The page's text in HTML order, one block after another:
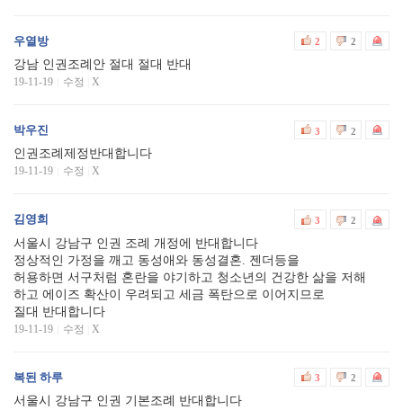
우열방 2 2
강남 인권조례안 절대 절대 반대
19-11-19 수정 X
박우진 3 2
인권조례제정반대합니다
19-11-19 수정 X
김영희 3 2
서울시 강남구 인권 조례 개정에 반대합니다
정상적인 가정을 깨고 동성애와 동성결혼. 젠더등을
허용하면 서구처럼 혼란을 야기하고 청소년의 건강한 삶을 저해
하고 에이즈 확산이 우려되고 세금 폭탄으로 이어지므로
질대 반대합니다
19-11-19 수정 X
복된 하루 3 2
서울시 강남구 인권 기본조례 반대합니다